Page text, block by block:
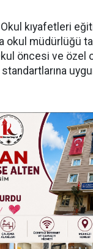
Okul kıyafetleri
okul müdürlüğü
öncesi ve özel